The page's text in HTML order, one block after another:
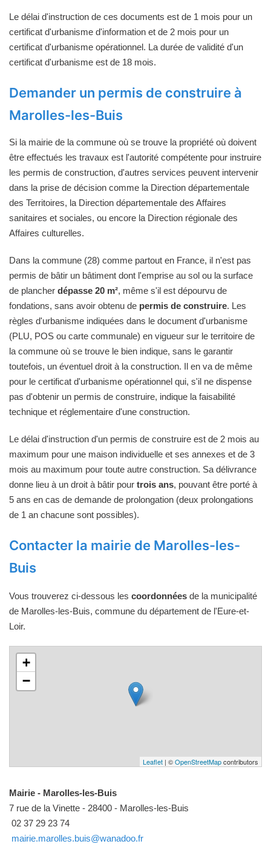
Le délai d'instruction de ces documents est de 1 mois pour un
certificat d'urbanisme d'information et de 2 mois pour un
certificat d'urbanisme opérationnel. La durée de validité d'un
certificat d'urbanisme est de 18 mois.
Demander un permis de construire à
Marolles-les-Buis
Si la mairie de la commune où se trouve la propriété où doivent
être effectués les travaux est l'autorité compétente pour instruire
les permis de construction, d'autres services peuvent intervenir
dans la prise de décision comme la Direction départementale
des Territoires, la Direction départementale des Affaires
sanitaires et sociales, ou encore la Direction régionale des
Affaires culturelles.
Dans la commune (28) comme partout en France, il n'est pas
permis de bâtir un bâtiment dont l'emprise au sol ou la surface
de plancher dépasse 20 m², même s'il est dépourvu de
fondations, sans avoir obtenu de permis de construire. Les
règles d'urbanisme indiquées dans le document d'urbanisme
(PLU, POS ou carte communale) en vigueur sur le territoire de
la commune où se trouve le bien indique, sans le garantir
toutefois, un éventuel droit à la construction. Il en va de même
pour le certificat d'urbanisme opérationnel qui, s'il ne dispense
pas d'obtenir un permis de construire, indique la faisabilité
technique et réglementaire d'une construction.
Le délai d'instruction d'un permis de construire est de 2 mois au
maximum pour une maison individuelle et ses annexes et de 3
mois au maximum pour toute autre construction. Sa délivrance
donne lieu à un droit à bâtir pour trois ans, pouvant être porté à
5 ans en cas de demande de prolongation (deux prolongations
de 1 an chacune sont possibles).
Contacter la mairie de Marolles-les-
Buis
Vous trouverez ci-dessous les coordonnées de la municipalité
de Marolles-les-Buis, commune du département de l'Eure-et-
Loir.
+
−
Leaflet | ©OpenStreetMapcontributors
Mairie - Marolles-les-Buis
7 rue de la Vinette - 28400 - Marolles-les-Buis
02 37 29 23 74
mairie.marolles.buis@wanadoo.fr